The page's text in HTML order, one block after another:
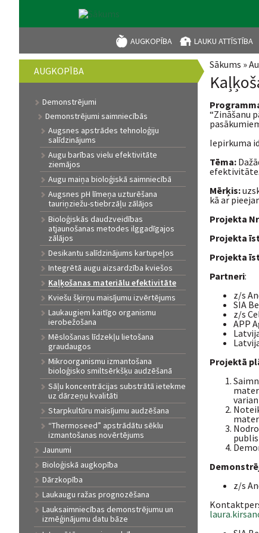
AUGKOPĪBA LAUKU ATTĪSTĪBA
Jūs
Sākums »
“Zināšanu
Iepirkuma
Tēma:
efektivitāte.
Mērķis:
kā ar
Projekta Nr
Projekta
Projekta
Partneri:
z/s
SIA
z/s
APP
Projektā
z/s
AUGKOPĪBA
Demonstrējumi
Demonstrējumi saimniecībās
Augsnes apstrādes tehnoloģiju
salīdzinājums
Augu barības vielu efektivitāte
ziemājos
Augu maiņa bioloģiskā saimniecībā
Augsnes pH līmeņa uzturēšana
tauriņziežu-stiebrzāļu zālājos
Bioloģiskās daudzveidības
atjaunošanas metodes ilggadīgajos
zālājos
Desikantu salīdzinājums kartupeļos
Integrētā augu aizsardzība kviešos
Kaļķošanas materiālu efektivitāte
Kviešu šķirņu maisījumu izvērtējums
Laukaugiem kaitīgo organismu
ierobežošana
Mēslošanas līdzekļu lietošana
graudaugos
Mikroorganismu izmantošana
bioloģisko smiltsērkšķu audzēšanā
Sāļu koncentrācijas substrātā ietekme
uz dārzeņu kvalitāti
Starpkultūru maisījumu audzēšana
“Thermoseed” apstrādātu sēklu
izmantošanas novērtējums
Jaunumi
Bioloģiskā augkopība
Dārzkopība
Laukaugu ražas prognozēšana
Lauksaimniecības demonstrējumu un
izmēģinājumu datu bāze